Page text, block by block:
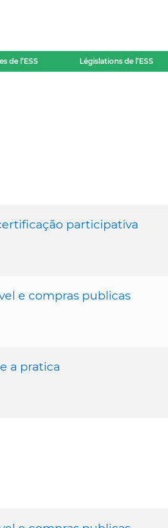
de l’ESS Législations de l’ESS
participativa
e compras publicas
a pratica